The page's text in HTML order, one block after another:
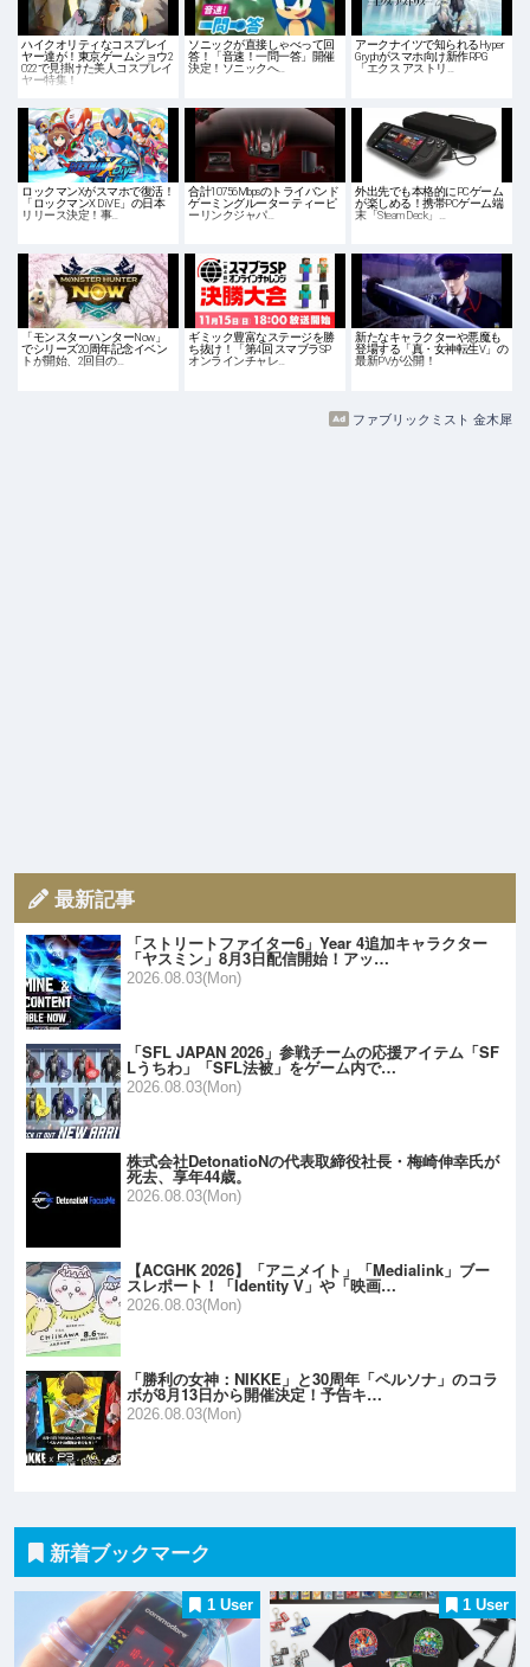
ハイクオリティなコスプレイ
ヤー達が！東京ゲームショウ2
022で見掛けた美人コスプレイ
ヤー特集！
ソニックが直接しゃべって回
答！「音速！一問一答」開催
決定！ソニックへ…
アークナイツで知られるHyper
Gryphがスマホ向け新作RPG
「エクス アストリ…
ロックマンXがスマホで復活！
「ロックマンX DiVE」の日本
リリース決定！事…
合計10756Mbpsのトライバンド
ゲーミングルーター ティーピ
ーリンクジャパ…
外出先でも本格的にPCゲーム
が楽しめる！携帯PCゲーム端
末「Steam Deck」…
「モンスターハンターNow」
でシリーズ20周年記念イベン
トが開始、2回目の…
ギミック豊富なステージを勝
ち抜け！「第4回 スマブラSP
オンラインチャレ…
新たなキャラクターや悪魔も
登場する「真・女神転生V」の
最新PVが公開！
ファブリックミスト 金木犀
最新記事
「ストリートファイター6」Year 4追加キャラクター
「ヤスミン」8月3日配信開始！アッ…
2026.08.03(Mon)
「SFL JAPAN 2026」参戦チームの応援アイテム「SF
Lうちわ」「SFL法被」をゲーム内で…
2026.08.03(Mon)
株式会社DetonatioNの代表取締役社長・梅崎伸幸氏が
死去、享年44歳。
2026.08.03(Mon)
【ACGHK 2026】「アニメイト」「Medialink」ブー
スレポート！「Identity V」や「映画…
2026.08.03(Mon)
「勝利の女神：NIKKE」と30周年「ペルソナ」のコラ
ボが8月13日から開催決定！予告キ…
2026.08.03(Mon)
新着ブックマーク
1 User 1 User